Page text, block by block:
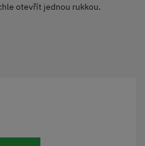
otevřít jednou rukkou.